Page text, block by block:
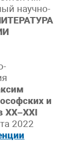
научно-
и
ХХ–ХХI
2022